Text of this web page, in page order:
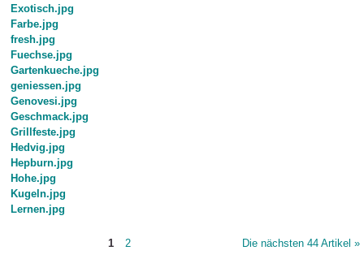
Exotisch.jpg
Farbe.jpg
fresh.jpg
Fuechse.jpg
Gartenkueche.jpg
geniessen.jpg
Genovesi.jpg
Geschmack.jpg
Grillfeste.jpg
Hedvig.jpg
Hepburn.jpg
Hohe.jpg
Kugeln.jpg
Lernen.jpg
Die nächsten 44 Artikel »
1 2